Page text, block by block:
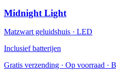
Midnight Light
Matzwart geluidshuis · LED
Inclusief batterijen
Gratis verzending · Op voorraad ·